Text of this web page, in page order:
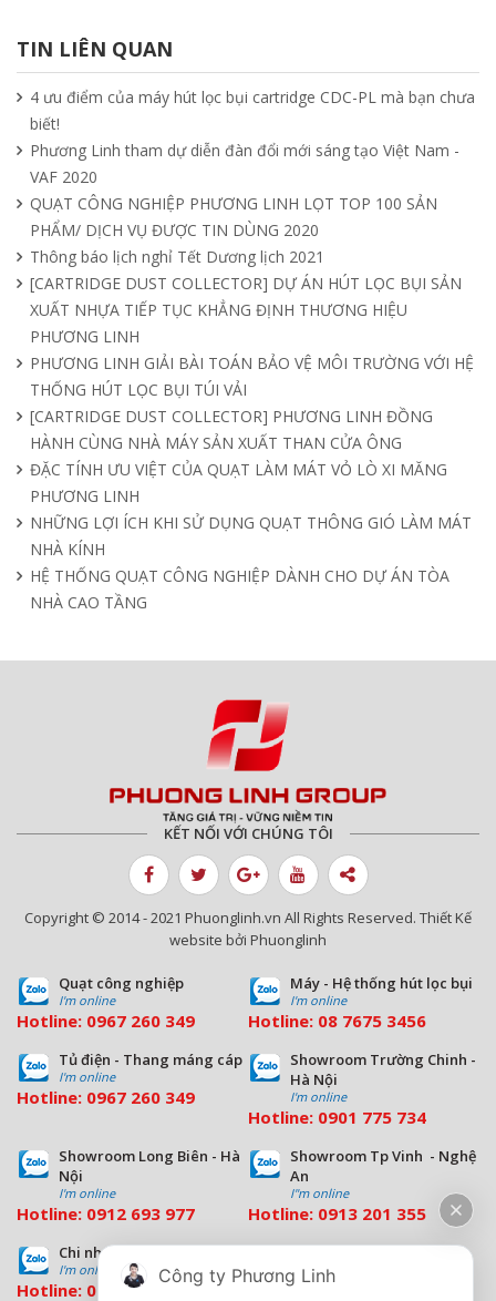
15/04/2025
11/04/2025
Quạt nồi hơi công nghiệp và cách phân
loại theo mục đích sử dụng chuẩn nhất
04/04/2025
TIN LIÊN QUAN
4 ưu điểm của máy hút lọc bụi cartridge CDC-PL mà bạn chưa
biết!
Phương Linh tham dự diễn đàn đổi mới sáng tạo Việt Nam -
VAF 2020
QUẠT CÔNG NGHIỆP PHƯƠNG LINH LỌT TOP 100 SẢN
PHẨM/ DỊCH VỤ ĐƯỢC TIN DÙNG 2020
Thông báo lịch nghỉ Tết Dương lịch 2021
[CARTRIDGE DUST COLLECTOR] DỰ ÁN HÚT LỌC BỤI SẢN
XUẤT NHỰA TIẾP TỤC KHẲNG ĐỊNH THƯƠNG HIỆU
PHƯƠNG LINH
PHƯƠNG LINH GIẢI BÀI TOÁN BẢO VỆ MÔI TRƯỜNG VỚI HỆ
THỐNG HÚT LỌC BỤI TÚI VẢI
[CARTRIDGE DUST COLLECTOR] PHƯƠNG LINH ĐỒNG
HÀNH CÙNG NHÀ MÁY SẢN XUẤT THAN CỬA ÔNG
ĐẶC TÍNH ƯU VIỆT CỦA QUẠT LÀM MÁT VỎ LÒ XI MĂNG
PHƯƠNG LINH
NHỮNG LỢI ÍCH KHI SỬ DỤNG QUẠT THÔNG GIÓ LÀM MÁT
NHÀ KÍNH
HỆ THỐNG QUẠT CÔNG NGHIỆP DÀNH CHO DỰ ÁN TÒA
NHÀ CAO TẦNG
KẾT NỐI VỚI CHÚNG TÔI
Copyright © 2014 - 2021 Phuonglinh.vn All Rights Reserved. Thiết Kế
website bởi Phuonglinh
Quạt công nghiệp
I'm online
Hotline: 0967 260 349
Máy - Hệ thống hút lọc bụi
I'm online
Hotline: 08 7675 3456
Tủ điện - Thang máng cáp
I'm online
Hotline: 0967 260 349
Showroom Trường Chinh -
Hà Nội
I'm online
Hotline: 0901 775 734
Showroom Long Biên - Hà
Nội
I'm online
Hotline: 0912 693 977
Showroom Tp Vinh - Nghệ
An
I''m online
Hotline: 0913 201 355
Chi nhánh Đà Nẵng
I'm online
Hotline: 0963 544 563
Chi nhánh Hồ Chí Minh
I'm online
Hotline:
Công ty Phương Linh